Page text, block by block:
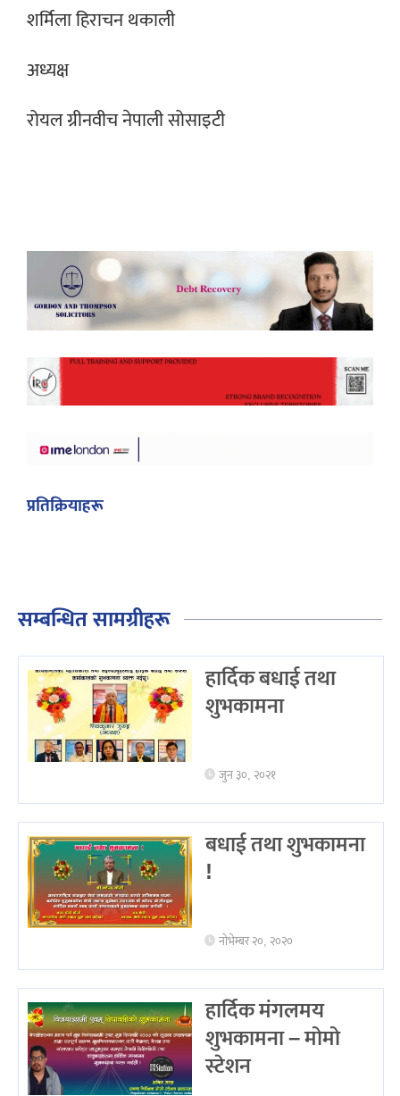
शर्मिला हिराचन थकाली
अध्यक्ष
रोयल ग्रीनवीच नेपाली सोसाइटी
प्रतिक्रियाहरू
सम्बन्धित सामग्रीहरू
हार्दिक बधाई तथा
शुभकामना
जुन ३०, २०२१
बधाई तथा शुभकामना
!
नोभेम्बर २०, २०२०
हार्दिक मंगलमय
शुभकामना – मोमो
स्टेशन